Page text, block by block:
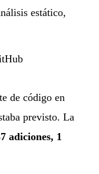
estático,
de código en
previsto. La
adiciones, 1